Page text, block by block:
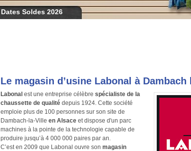
Dates Soldes 2026
Le magasin d’usine Labonal à Dambach
Labonal est une entreprise célèbre spécialiste de la
chaussette de qualité depuis 1924. Cette société
emploie plus de 100 personnes sur son site de
Dambach-la-Ville en Alsace et dispose d'un parc
machines à la pointe de la technologie capable de
produire jusqu’à 4 000 000 paires par an.
C’est en 2009 que Labonal ouvre son magasin